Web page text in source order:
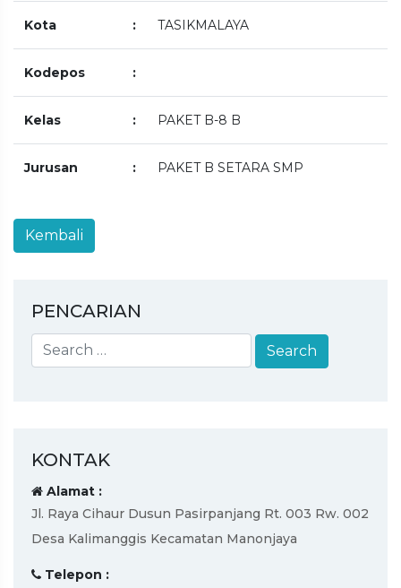
Kota : TASIKMALAYA
Kodepos :
Kelas : PAKET B-8 B
Jurusan : PAKET B SETARA SMP
PENCARIAN
KONTAK
Alamat :
Jl. Raya Cihaur Dusun Pasirpanjang Rt. 003 Rw. 002
Desa Kalimanggis Kecamatan Manonjaya
Telepon :